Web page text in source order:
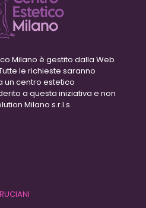
Milano è gestito dalla Web
le richieste saranno
un centro estetico
a questa iniziativa e non
Milano s.r.l.s.